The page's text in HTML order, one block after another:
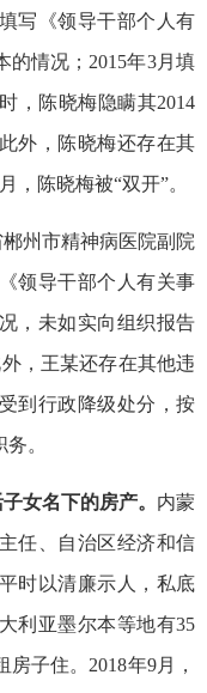
写《领导干部个人有
的情况；2015年3月填
，陈晓梅隐瞒其2014
外，陈晓梅还存在其
，陈晓梅被“双开”。
州市精神病医院副院
领导干部个人有关事
，未如实向组织报告
，王某还存在其他违
到行政降级处分，按
。
女名下的房产。 内蒙
任、自治区经济和信
时以清廉示人，私底
利亚墨尔本等地有35
子住。2018年9月，